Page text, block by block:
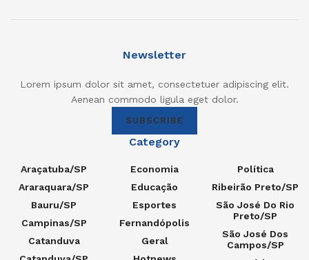
Newsletter
Lorem ipsum dolor sit amet, consectetuer adipiscing elit.
Aenean commodo ligula eget dolor.
SUBSCRIBE
Category
Araçatuba/SP
Araraquara/SP
Bauru/SP
Campinas/SP
Catanduva
Economia
Educação
Esportes
Fernandópolis
Geral
Política
Ribeirão Preto/SP
São José Do Rio
Preto/SP
São José Dos
Campos/SP